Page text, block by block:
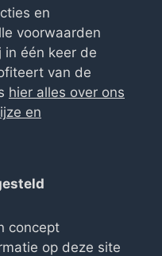
en
voorwaarden
één keer de
van de
hier alles over ons
en
concept
op deze site